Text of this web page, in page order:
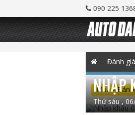
090 225
Đánh
Mua - Bán
NHẬP
Thứ sáu ,